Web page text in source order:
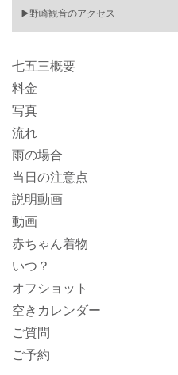
▶️野崎観音のアクセス
七五三概要
料金
写真
流れ
雨の場合
当日の注意点
説明動画
動画
赤ちゃん着物
いつ？
オフショット
空きカレンダー
ご質問
ご予約